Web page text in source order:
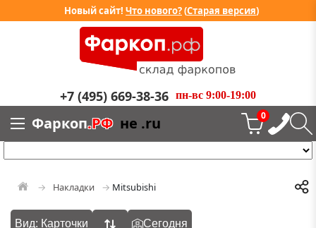
Новый сайт! Что нового?(Старая версия)
+7 (495) 669-38-36 пн-вс 9:00-19:00
Фаркоп.РФ не .ru 0
Накладки Mitsubishi
Вид: Карточки Сегодня